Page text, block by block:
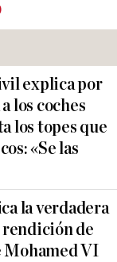
explica por
los coches
los topes que
«Se las
la verdadera
de
Mohamed VI